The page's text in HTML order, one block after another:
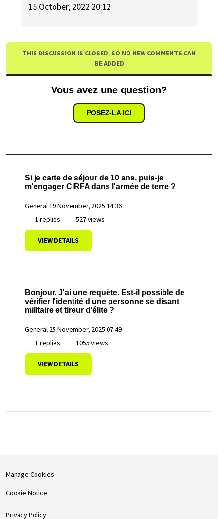
15 October, 2022 20:12
THIS DISCUSSION IS CLOSED, SO NO NEW COMMENTS CAN
BE ADDED
Vous avez une question?
POSEZ-LA ICI
Si je carte de séjour de 10 ans, puis-je
m'engager CIRFA dans l'armée de terre ?
General19 November, 2025 14:36
1 replies
527 views
VIEW DETAILS
Bonjour. J'ai une requête. Est-il possible de
vérifier l'identité d'une personne se disant
militaire et tireur d'élite ?
General 25 November, 2025 07:49
1 replies
1055 views
VIEW DETAILS
Manage Cookies
Cookie Notice
Privacy Policy